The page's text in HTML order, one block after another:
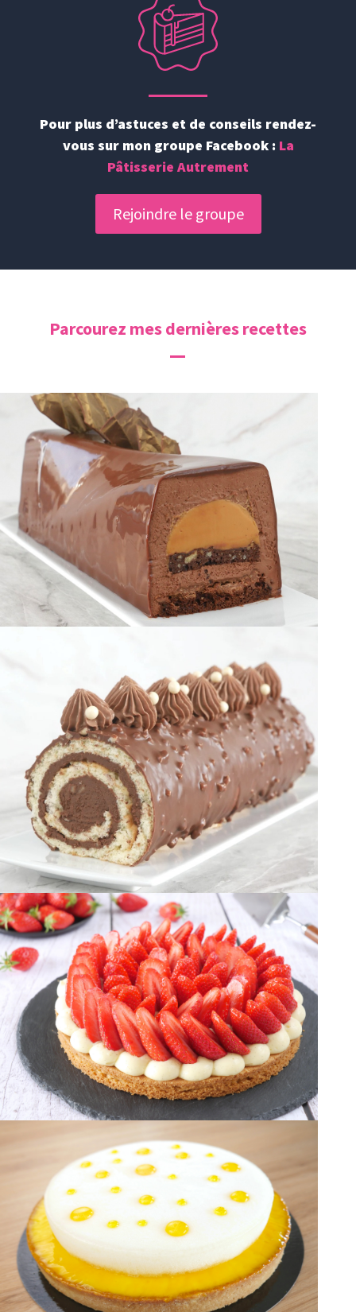
Pour plus d’astuces et de conseils rendez-
vous sur mon groupe Facebook : La
Pâtisserie Autrement
Rejoindre le groupe
Parcourez mes dernières recettes